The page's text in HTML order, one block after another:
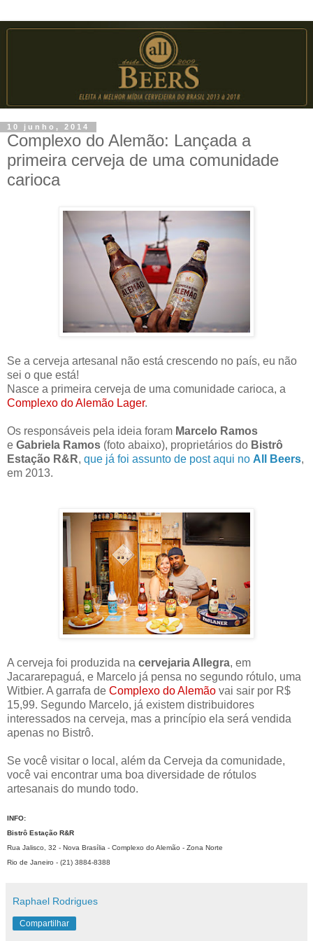
10 junho, 2014
Complexo do Alemão: Lançada a
primeira cerveja de uma comunidade
carioca
Se a cerveja artesanal não está crescendo no país, eu não
sei o que está!
Nasce a primeira cerveja de uma comunidade carioca, a
Complexo do Alemão Lager.
Os responsáveis pela ideia foram Marcelo Ramos
e Gabriela Ramos (foto abaixo), proprietários do Bistrô
Estação R&R, que já foi assunto de post aqui no All Beers,
em 2013.
A cerveja foi produzida na cervejaria Allegra, em
Jacararepaguá, e Marcelo já pensa no segundo rótulo, uma
Witbier. A garrafa de Complexo do Alemão vai sair por R$
15,99. Segundo Marcelo, já existem distribuidores
interessados na cerveja, mas a princípio ela será vendida
apenas no Bistrô.
Se você visitar o local, além da Cerveja da comunidade,
você vai encontrar uma boa diversidade de rótulos
artesanais do mundo todo.
INFO:
Bistrô Estação R&R
Rua Jalisco, 32 - Nova Brasília - Complexo do Alemão - Zona Norte
Rio de Janeiro - (21) 3884-8388
Raphael Rodrigues
Compartilhar